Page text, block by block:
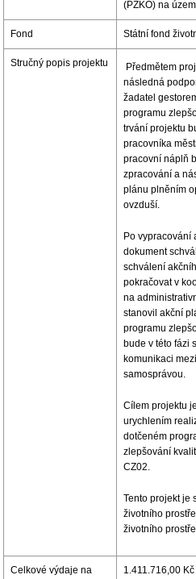
(PZKO) na
Fond Státní fond
Stručný popis projektu
Předmětem
následná
žadatel
programu
trvání projektu
pracovníka
pracovní náplň
zpracování a
plánu plněním
ovzduší.
Po vypracování
dokument
schválení
pokračovat v
na
stanovil akční
programu
bude v této fázi
komunikaci
samosprávou.
Cílem projektu
urychlením
dotčeném
zlepšování
CZ02.
Tento projekt je
životního
životního
Celkové výdaje na
1.411.716,00 Kč